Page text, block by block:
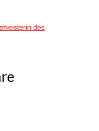
des